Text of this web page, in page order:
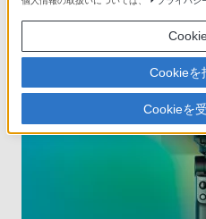
Cookieを
Cookieを